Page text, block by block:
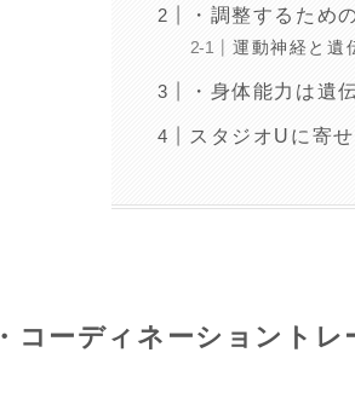
・調整するため
運動神経と遺
・身体能力は遺
スタジオUに寄
・コーディネーショント